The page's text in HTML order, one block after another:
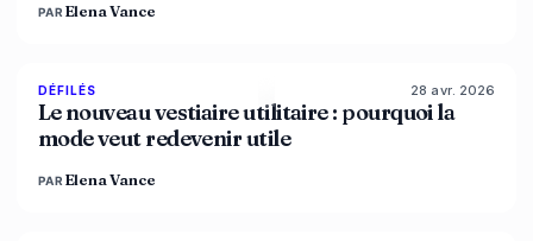
PAR Elena Vance
87% 47
DÉFILÉS 28 avr. 2026
Le nouveau vestiaire utilitaire : pourquoi la
mode veut redevenir utile
PAR Elena Vance